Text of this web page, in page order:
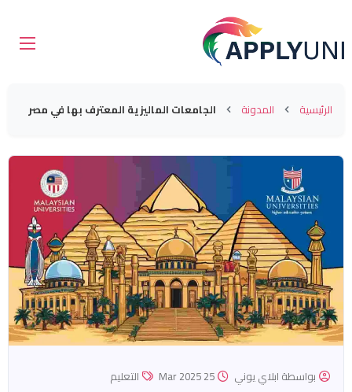
الرئيسية المدونة الجامعات الماليزية المعترف بها في مصر
بواسطة ابلاي يوني 25 Mar 2025 التعليم